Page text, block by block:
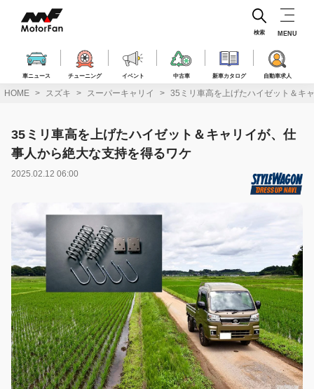
ス
車ニュース チューニング イベント 中古車 新車カタログ 自動車求人
検索 MENU
HOME スズキ スーパーキャリイ 35ミリ車高を上げたハイゼット＆キ
35ミリ車高を上げたハイゼット＆キャリイが、仕
事人から絶大な支持を得るワケ
2025.02.12 06:00